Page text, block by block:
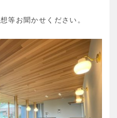
等お聞かせください。